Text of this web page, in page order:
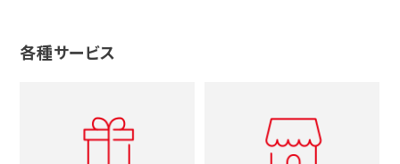
ティファニー
ブルガリ
シャネル
メンズ時計
時計をすべて見る
グッチ
ルイヴィトン
十字架
イニシャル
各種サービス